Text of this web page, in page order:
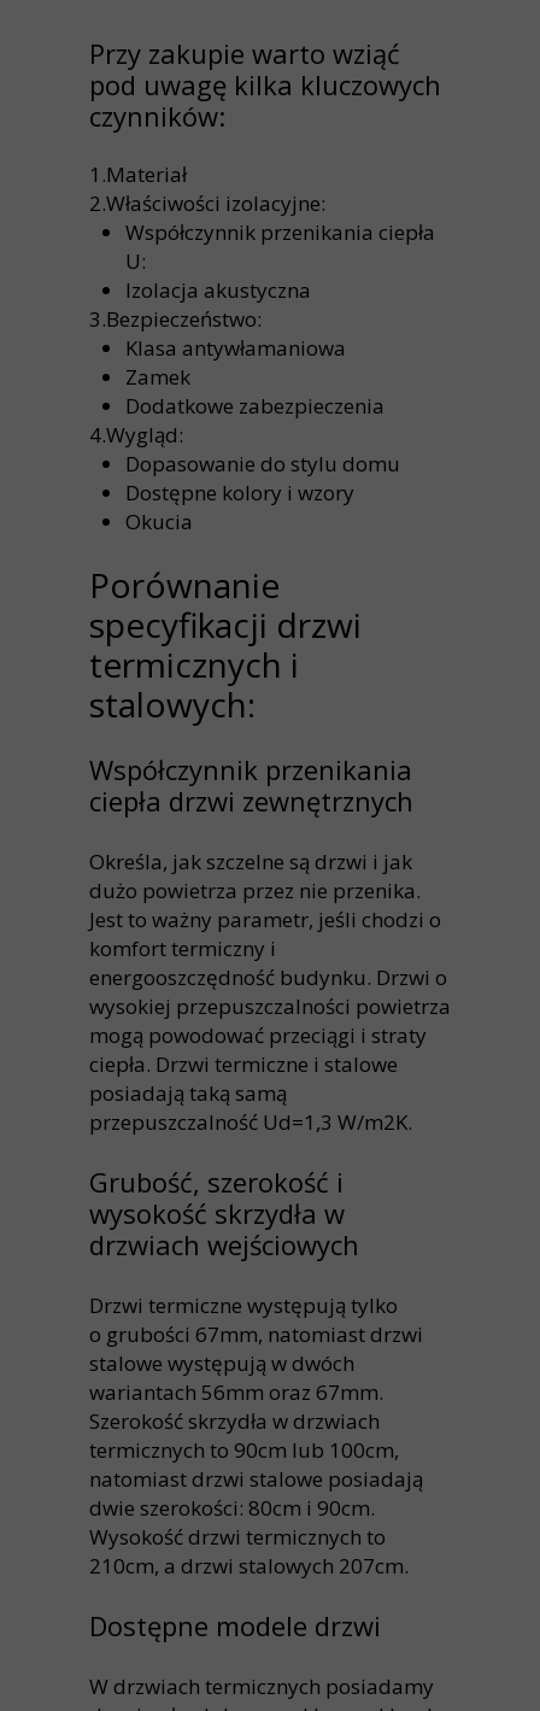
Przy zakupie warto wziąć
pod uwagę kilka kluczowych
czynników:
1.Materiał
2.Właściwości izolacyjne:
Współczynnik przenikania ciepła
U:
Izolacja akustyczna
3.Bezpieczeństwo:
Klasa antywłamaniowa
Zamek
Dodatkowe zabezpieczenia
4.Wygląd:
Dopasowanie do stylu domu
Dostępne kolory i wzory
Okucia
Porównanie
specyfikacji drzwi
termicznych i
stalowych:
Współczynnik przenikania
ciepła drzwi zewnętrznych
Określa, jak szczelne są drzwi i jak
dużo powietrza przez nie przenika.
Jest to ważny parametr, jeśli chodzi o
komfort termiczny i
energooszczędność budynku. Drzwi o
wysokiej przepuszczalności powietrza
mogą powodować przeciągi i straty
ciepła. Drzwi termiczne i stalowe
posiadają taką samą
przepuszczalność Ud=1,3 W/m2K.
Grubość, szerokość i
wysokość skrzydła w
drzwiach wejściowych
Drzwi termiczne występują tylko
o grubości 67mm, natomiast drzwi
stalowe występują w dwóch
wariantach 56mm oraz 67mm.
Szerokość skrzydła w drzwiach
termicznych to 90cm lub 100cm,
natomiast drzwi stalowe posiadają
dwie szerokości: 80cm i 90cm.
Wysokość drzwi termicznych to
210cm, a drzwi stalowych 207cm.
Dostępne modele drzwi
W drzwiach termicznych posiadamy